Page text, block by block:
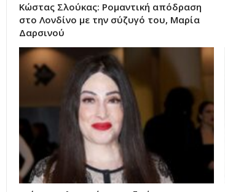
Κώστας Σλούκας: Ρομαντική απόδραση
στο Λονδίνο με την σύζυγό του, Μαρία
Δαρσινού